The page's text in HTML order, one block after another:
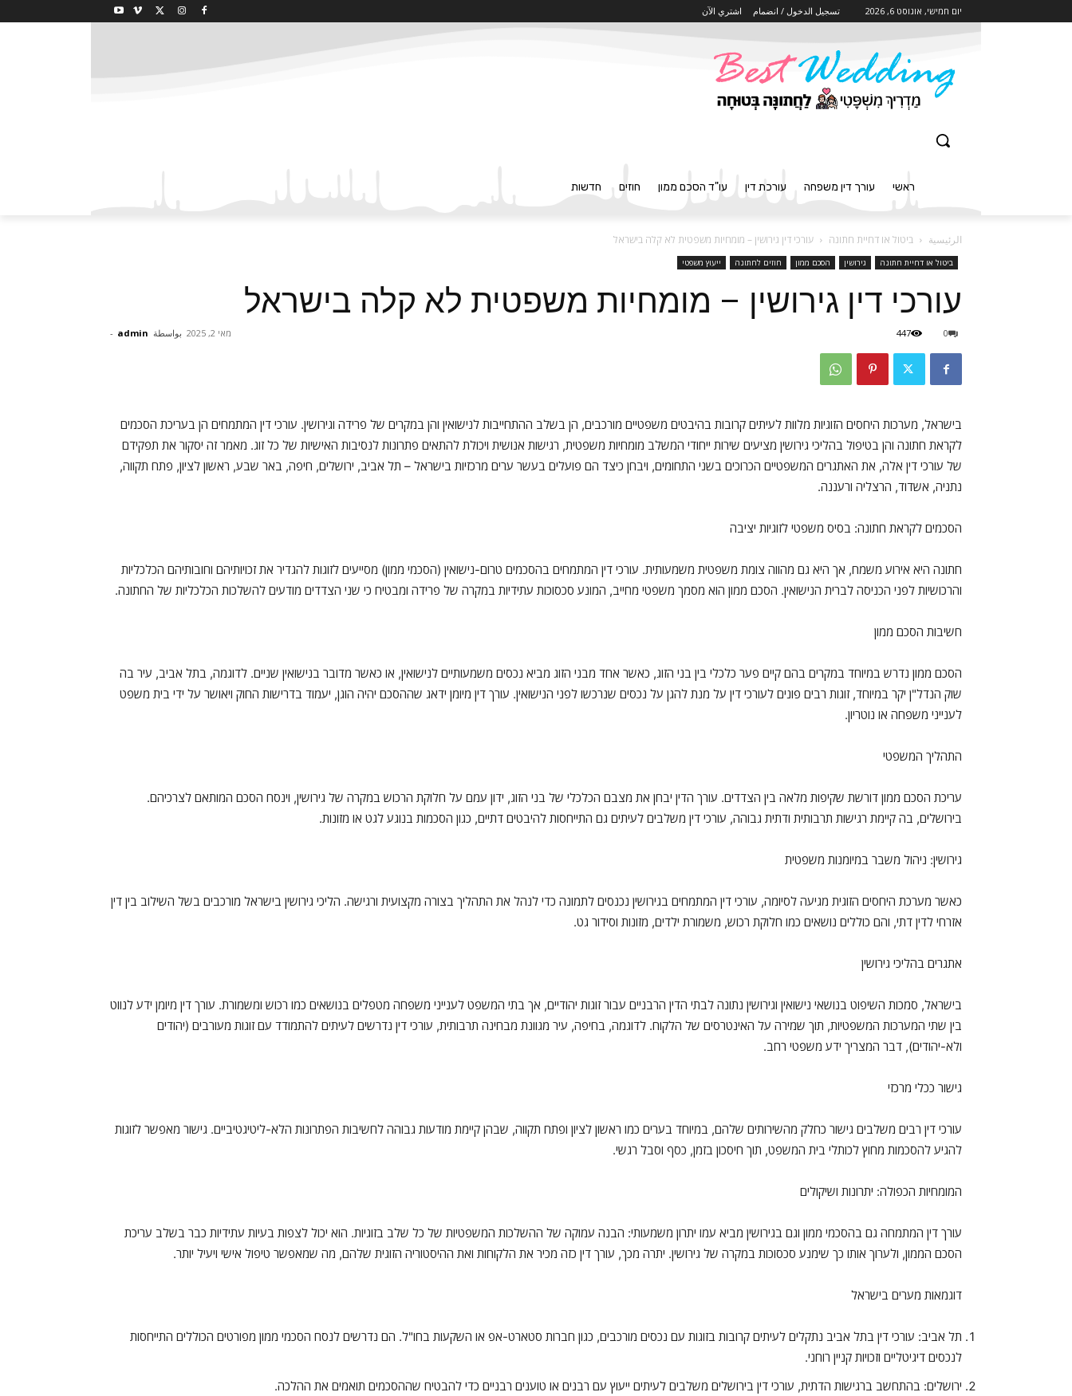
יום חמישי, אוגוסט 6, 2026 تسجيل الدخول / انضمام اشتري الآن
ראשי עורך דין משפחה עורכת דין עו"ד הסכם ממון חוזים חדשות
الرئيسية ביטול או דחיית חתונה עורכי דין גירושין – מומחיות משפטית לא קלה בישראל
ביטול או דחיית חתונה גירושין הסכם ממון חוזים לחתונה ייעוץ משפטי
עורכי דין גירושין – מומחיות משפטית לא קלה בישראל
بواسطة admin
- מאי 2, 2025 0
447
בישראל, מערכות היחסים הזוגיות מלוות לעיתים קרובות בהיבטים משפטיים מורכבים, הן בשלב ההתחייבות לנישואין והן במקרים של פרידה וגירושין. עורכי דין המתמחים הן בעריכת הסכמים
לקראת חתונה והן בטיפול בהליכי גירושין מציעים שירות ייחודי המשלב מומחיות משפטית, רגישות אנושית ויכולת להתאים פתרונות לנסיבות האישיות של כל זוג. מאמר זה יסקור את תפקידם
של עורכי דין אלה, את האתגרים המשפטיים הכרוכים בשני התחומים, ויבחן כיצד הם פועלים בעשר ערים מרכזיות בישראל – תל אביב, ירושלים, חיפה, באר שבע, ראשון לציון, פתח תקווה,
נתניה, אשדוד, הרצליה ורעננה.
הסכמים לקראת חתונה: בסיס משפטי לזוגיות יציבה
חתונה היא אירוע משמח, אך היא גם מהווה צומת משפטית משמעותית. עורכי דין המתמחים בהסכמים טרום-נישואין (הסכמי ממון) מסייעים לזוגות להגדיר את זכויותיהם וחובותיהם הכלכליות
והרכושיות לפני הכניסה לברית הנישואין. הסכם ממון הוא מסמך משפטי מחייב, המונע סכסוכות עתידיות במקרה של פרידה ומבטיח כי שני הצדדים מודעים להשלכות הכלכליות של החתונה.
חשיבות הסכם ממון
הסכם ממון נדרש במיוחד במקרים בהם קיים פער כלכלי בין בני הזוג, כאשר אחד מבני הזוג מביא נכסים משמעותיים לנישואין, או כאשר מדובר בנישואין שניים. לדוגמה, בתל אביב, עיר בה
שוק הנדל"ן יקר במיוחד, זוגות רבים פונים לעורכי דין על מנת להגן על נכסים שנרכשו לפני הנישואין. עורך דין מיומן ידאג שההסכם יהיה הוגן, יעמוד בדרישות החוק ויאושר על ידי בית משפט
לענייני משפחה או נוטריון.
התהליך המשפטי
עריכת הסכם ממון דורשת שקיפות מלאה בין הצדדים. עורך הדין יבחן את מצבם הכלכלי של בני הזוג, ידון עמם על חלוקת הרכוש במקרה של גירושין, וינסח הסכם המותאם לצרכיהם.
בירושלים, בה קיימת רגישות תרבותית ודתית גבוהה, עורכי דין משלבים לעיתים גם התייחסות להיבטים דתיים, כגון הסכמות בנוגע לגט או מזונות.
גירושין: ניהול משבר במיומנות משפטית
כאשר מערכת היחסים הזוגית מגיעה לסיומה, עורכי דין המתמחים בגירושין נכנסים לתמונה כדי לנהל את התהליך בצורה מקצועית ורגישה. הליכי גירושין בישראל מורכבים בשל השילוב בין דין
אזרחי לדין דתי, והם כוללים נושאים כמו חלוקת רכוש, משמורת ילדים, מזונות וסידור גט.
אתגרים בהליכי גירושין
בישראל, סמכות השיפוט בנושאי נישואין וגירושין נתונה לבתי הדין הרבניים עבור זוגות יהודיים, אך בתי המשפט לענייני משפחה מטפלים בנושאים כמו רכוש ומשמורת. עורך דין מיומן ידע לנווט
בין שתי המערכות המשפטיות, תוך שמירה על האינטרסים של הלקוח. לדוגמה, בחיפה, עיר מגוונת מבחינה תרבותית, עורכי דין נדרשים לעיתים להתמודד עם זוגות מעורבים (יהודים
ולא-יהודים), דבר המצריך ידע משפטי רחב.
גישור ככלי מרכזי
עורכי דין רבים משלבים גישור כחלק מהשירותים שלהם, במיוחד בערים כמו ראשון לציון ופתח תקווה, שבהן קיימת מודעות גבוהה לחשיבות הפתרונות הלא-ליטיגטיביים. גישור מאפשר לזוגות
להגיע להסכמות מחוץ לכותלי בית המשפט, תוך חיסכון בזמן, כסף וסבל רגשי.
המומחיות הכפולה: יתרונות ושיקולים
עורך דין המתמחה גם בהסכמי ממון וגם בגירושין מביא עמו יתרון משמעותי: הבנה עמוקה של ההשלכות המשפטיות של כל שלב בזוגיות. הוא יכול לצפות בעיות עתידיות כבר בשלב עריכת
הסכם הממון, ולערוך אותו כך שימנע סכסוכות במקרה של גירושין. יתרה מכך, עורך דין כזה מכיר את הלקוחות ואת ההיסטוריה הזוגית שלהם, מה שמאפשר טיפול אישי ויעיל יותר.
דוגמאות מערים בישראל
תל אביב: עורכי דין בתל אביב נתקלים לעיתים קרובות בזוגות עם נכסים מורכבים, כגון חברות סטארט-אפ או השקעות בחו"ל. הם נדרשים לנסח הסכמי ממון מפורטים הכוללים התייחסות
לנכסים דיגיטליים וזכויות קניין רוחני.
ירושלים: בהתחשב ברגישות הדתית, עורכי דין בירושלים משלבים לעיתים ייעוץ עם רבנים או טוענים רבניים כדי להבטיח שההסכמים תואמים את ההלכה.